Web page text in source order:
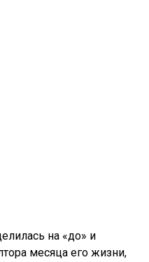
на «до» и
месяца его жизни,